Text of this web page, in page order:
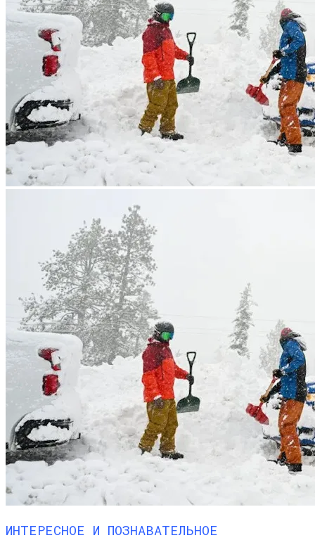
ИНТЕРЕСНОЕ И ПОЗНАВАТЕЛЬНОЕ